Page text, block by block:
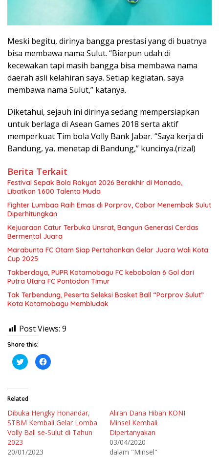
Meski begitu, dirinya bangga prestasi yang di buatnya
bisa membawa nama Sulut. “Biarpun udah di
kecewakan tapi masih bangga bisa membawa nama
daerah asli kelahiran saya. Setiap kegiatan, saya
membawa nama Sulut,” katanya.
Diketahui, sejauh ini dirinya sedang mempersiapkan
untuk berlaga di Asean Games 2018 serta aktif
memperkuat Tim bola Volly Bank Jabar. “Saya kerja di
Bandung, ya, menetap di Bandung,” kuncinya.(rizal)
Berita Terkait
Festival Sepak Bola Rakyat 2026 Berakhir di Manado,
Libatkan 1.600 Talenta Muda
Fighter Lumbaa Raih Emas di Porprov, Cabor Menembak Sulut
Diperhitungkan
Kejuaraan Catur Terbuka Unsrat, Bangun Generasi Cerdas
Bermental Juara
Marabunta FC Otam Siap Pertahankan Gelar Juara Wali Kota
Cup 2025
Takberdaya, PUPR Kotamobagu FC kebobolan 6 Gol dari
Putra Utara FC Pontodon Timur
Tak Terbendung, Peserta Seleksi Basket Ball “Porprov Sulut”
Kota Kotamobagu Membludak
Post Views: 9
Share this:
K
l
n
u
b
e
r
b
a
p
K
l
m
e
m
b
a
Related
Dibuka Hengky Honandar,
STBM Kembali Gelar Lomba
Volly Ball se-Sulut di Tahun
2023
20/01/2023
Aliran Dana Hibah KONI
Minsel Kembali
Dipertanyakan
03/04/2020
dalam "Minsel"